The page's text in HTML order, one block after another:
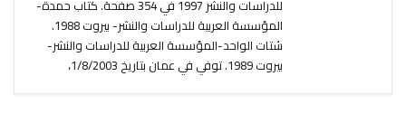
للدراسات والنشر 1997 في 354 صفحة. كتاب حمدة-
المؤسسة العربية للدراسات والنشر- بيروت 1988.
شتات الواحد-المؤسسة العربية للدراسات والنشر-
بيروت 1989. توفي في عمان بتاريخ 1/8/2003،